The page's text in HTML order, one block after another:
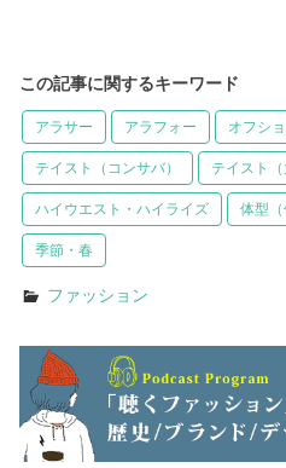
この記事に関するキーワード
アラサー アラフォー オフシ
テイスト（コンサバ） テイスト（
ハイウエスト・ハイライズ 体型（
季節・春
ファッション